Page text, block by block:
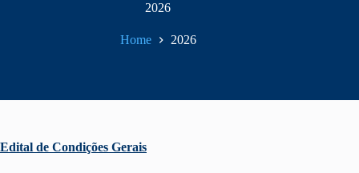
2026
Home 2026
Edital de Condições Gerais